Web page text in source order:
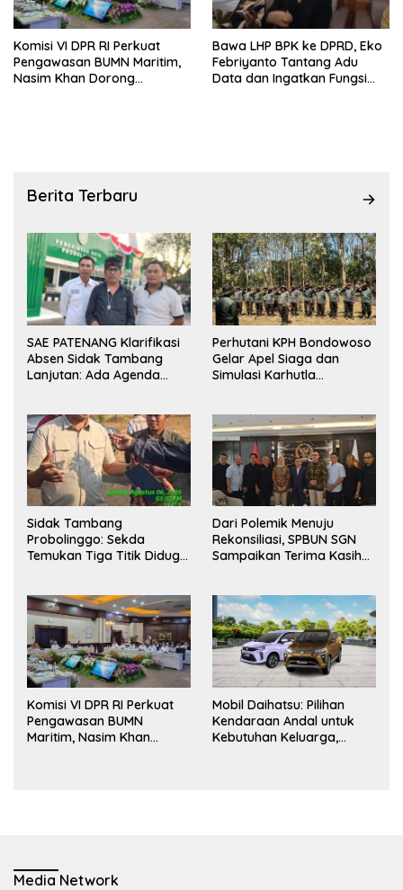
Komisi VI DPR RI Perkuat
Pengawasan BUMN Maritim,
Nasim Khan Dorong
Bawa LHP BPK ke DPRD, Eko
Febriyanto Tantang Adu
Data dan Ingatkan Fungsi
Berita Terbaru
SAE PATENANG Klarifikasi
Absen Sidak Tambang
Lanjutan: Ada Agenda
Perhutani KPH Bondowoso
Gelar Apel Siaga dan
Simulasi Karhutla
Kesiapsiagaan Personel
Sidak Tambang
Probolinggo: Sekda
Temukan Tiga Titik Diduga
Dari Polemik Menuju
Rekonsiliasi, SPBUN SGN
Sampaikan Terima Kasih
Perselisihan
Komisi VI DPR RI Perkuat
Pengawasan BUMN
Maritim, Nasim Khan
Mobil Daihatsu: Pilihan
Kendaraan Andal untuk
Kebutuhan Keluarga,
Media Network